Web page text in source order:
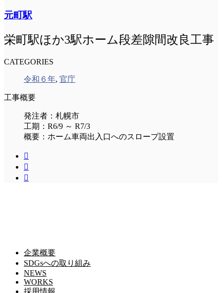
元町駅
栄町駅ほか3駅ホーム段差隙間改良工事
CATEGORIES
令和６年, 官庁
工事概要
発注者：札幌市
工期：R6/9 ～ R7/3
概要：ホーム車両出入口へのスロープ設置



企業概要
SDGsへの取り組み
NEWS
WORKS
採用情報